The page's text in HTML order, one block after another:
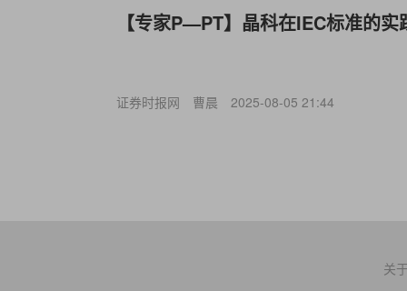
【专家P—PT】晶科在IEC标准的实
证券时报网 曹晨 2025-08-05 21:44
关